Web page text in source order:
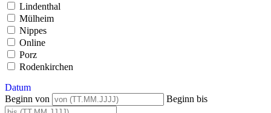
Lindenthal
Mülheim
Nippes
Online
Porz
Rodenkirchen
Datum
Beginn von
Beginn bis